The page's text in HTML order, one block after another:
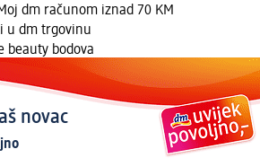
dm računom iznad 70 KM
u dm trgovinu
beauty bodova
novac